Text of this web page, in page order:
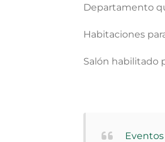
Departamento
Habitaciones
Salón habilitado
Eventos